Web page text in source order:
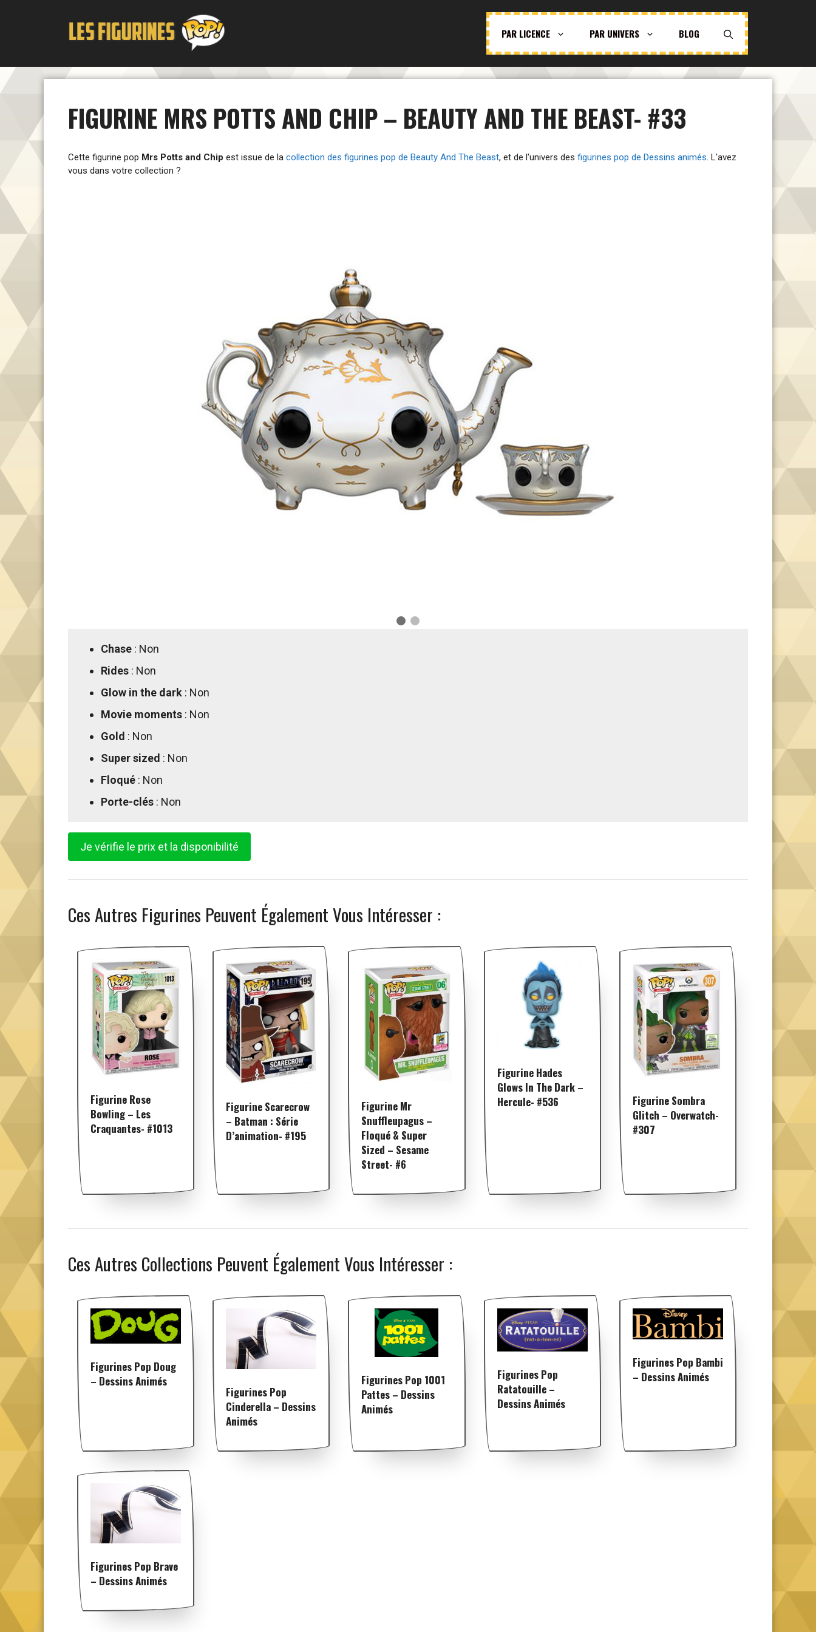
PAR LICENCE PAR UNIVERS BLOG
FIGURINE MRS POTTS AND CHIP – BEAUTY AND THE BEAST- #33
Cette figurine pop Mrs Potts and Chip est issue de la collection des figurines pop de Beauty And The Beast, et de l'univers des figurines pop de Dessins animés. L'avez
vous dans votre collection ?
Chase : Non
Rides : Non
Glow in the dark : Non
Movie moments : Non
Gold : Non
Super sized : Non
Floqué : Non
Porte-clés : Non
Je vérifie le prix et la disponibilité
Ces Autres Figurines Peuvent Également Vous Intéresser :
Figurine Rose
Bowling – Les
Craquantes- #1013
Figurine Scarecrow
– Batman : Série
D’animation- #195
Figurine Mr
Snuffleupagus –
Floqué & Super
Sized – Sesame
Street- #6
Figurine Hades
Glows In The Dark –
Hercule- #536
Figurine Sombra
Glitch – Overwatch-
#307
Ces Autres Collections Peuvent Également Vous Intéresser :
Figurines Pop Doug
– Dessins Animés
Figurines Pop
Cinderella – Dessins
Animés
Figurines Pop 1001
Pattes – Dessins
Animés
Figurines Pop
Ratatouille –
Dessins Animés
Figurines Pop Bambi
– Dessins Animés
Figurines Pop Brave
– Dessins Animés